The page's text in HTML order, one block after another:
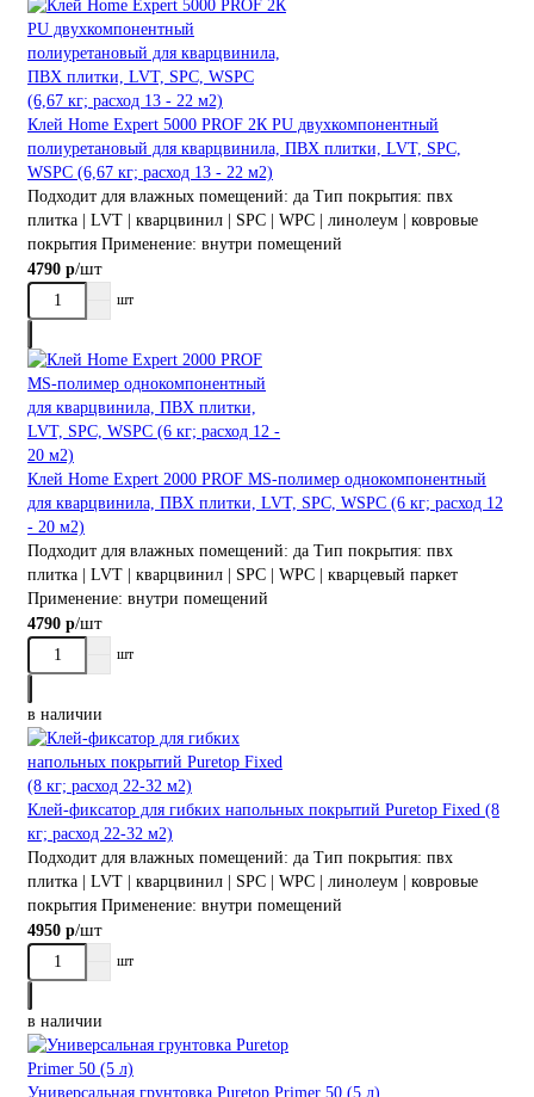
Клей Home Expert 5000 PROF 2К PU двухкомпонентный
полиуретановый для кварцвинила, ПВХ плитки, LVT, SPC,
WSPС (6,67 кг; расход 13 - 22 м2)
Подходит для влажных помещений: да Тип покрытия: пвх
плитка | LVT | кварцвинил | SPC | WPC | линолеум | ковровые
покрытия Применение: внутри помещений
4790 р/шт
шт
Клей Home Expert 2000 PROF MS-полимер однокомпонентный
для кварцвинила, ПВХ плитки, LVT, SPC, WSPС (6 кг; расход 12
- 20 м2)
Подходит для влажных помещений: да Тип покрытия: пвх
плитка | LVT | кварцвинил | SPC | WPC | кварцевый паркет
Применение: внутри помещений
4790 р/шт
шт
в наличии
Клей-фиксатор для гибких напольных покрытий Puretop Fixed (8
кг; расход 22-32 м2)
Подходит для влажных помещений: да Тип покрытия: пвх
плитка | LVT | кварцвинил | SPC | WPC | линолеум | ковровые
покрытия Применение: внутри помещений
4950 р/шт
шт
в наличии
Универсальная грунтовка Puretop Primer 50 (5 л)